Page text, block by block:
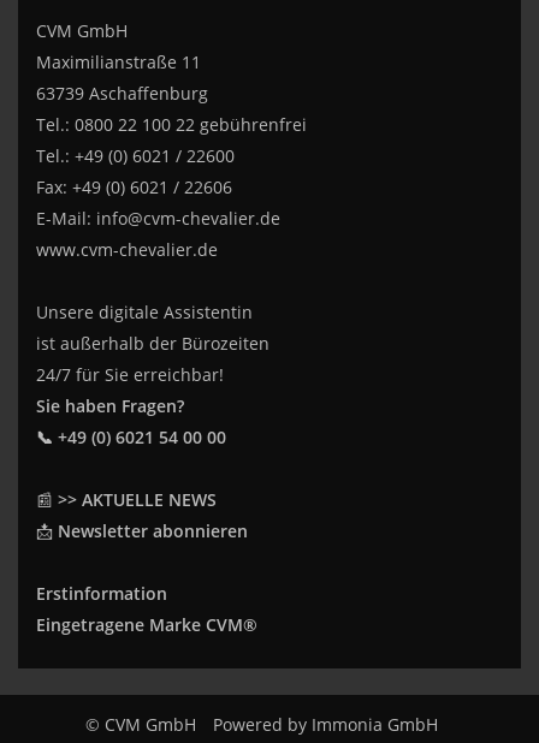
CVM GmbH
Maximilianstraße 11
63739 Aschaffenburg
Tel.: 0800 22 100 22 gebührenfrei
Tel.: +49 (0) 6021 / 22600
Fax: +49 (0) 6021 / 22606
E-Mail: info@cvm-chevalier.de
www.cvm-chevalier.de
Unsere digitale Assistentin
ist außerhalb der Bürozeiten
24/7 für Sie erreichbar!
Sie haben Fragen?
📞 +49 (0) 6021 54 00 00
📰 >> AKTUELLE NEWS
📩 Newsletter abonnieren
Erstinformation
Eingetragene Marke CVM®
© CVM GmbH Powered by Immonia GmbH